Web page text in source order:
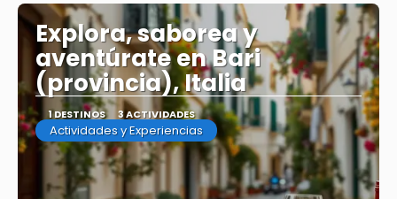
Explora, saborea y
aventúrate en Bari
(provincia), Italia
1 DESTINOS 3 ACTIVIDADES
Actividades y Experiencias